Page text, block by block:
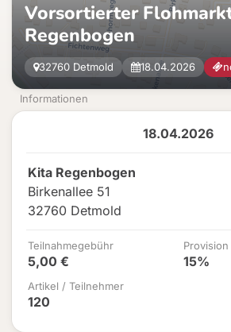
Informationen
18.04.2026
Kita Regenbogen
Birkenallee 51
32760 Detmold
Teilnahmegebühr
5,00 €
Provision
15%
Artikel / Teilnehmer
120
Vorsortierter
Regenbogen
32760 Detmold 18.04.2026